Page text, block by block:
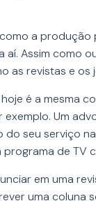
a produção
aí. Assim como
as revistas e os
é a mesma
Um
do seu serviço
programa de TV
em uma
uma coluna